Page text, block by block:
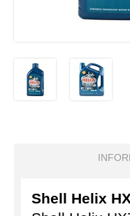
Shell Helix